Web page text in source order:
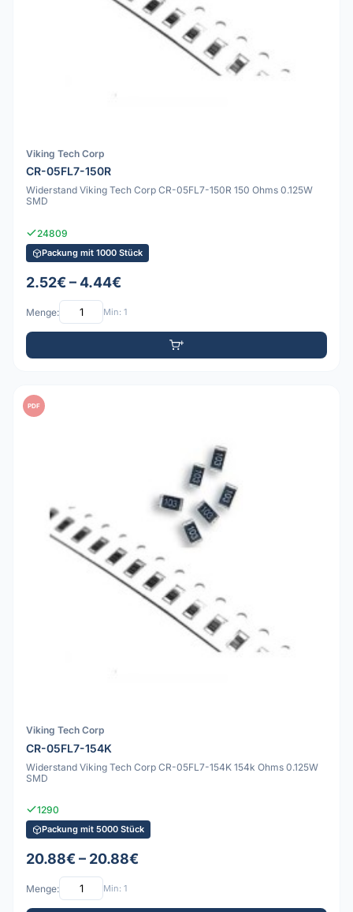
Viking Tech Corp
CR-05FL7-150R
Widerstand Viking Tech Corp CR-05FL7-150R 150 Ohms 0.125W
SMD
24809
Packung mit 1000 Stück
2.52€ – 4.44€
Menge: Min: 1
PDF
Viking Tech Corp
CR-05FL7-154K
Widerstand Viking Tech Corp CR-05FL7-154K 154k Ohms 0.125W
SMD
1290
Packung mit 5000 Stück
20.88€ – 20.88€
Menge: Min: 1